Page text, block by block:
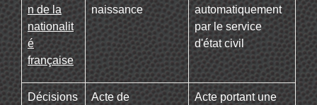
n de la
nationalit
é
française
naissance
automatiquement
par le service
d'état civil
Décisions
Acte de
Acte portant une